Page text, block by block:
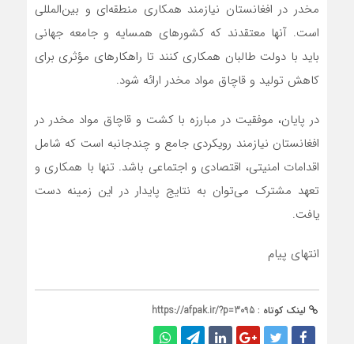
مخدر در افغانستان نیازمند همکاری منطقه‌ای و بین‌المللی
است. آنها معتقدند که کشورهای همسایه و جامعه جهانی
باید با دولت طالبان همکاری کنند تا راهکارهای مؤثری برای
کاهش تولید و قاچاق مواد مخدر ارائه شود.
در پایان، موفقیت در مبارزه با کشت و قاچاق مواد مخدر در
افغانستان نیازمند رویکردی جامع و چندجانبه است که شامل
اقدامات امنیتی، اقتصادی و اجتماعی باشد. تنها با همکاری و
تعهد مشترک می‌توان به نتایج پایدار در این زمینه دست
یافت.
انتهای پیام
لینک کوتاه : https://afpak.ir/?p=3095